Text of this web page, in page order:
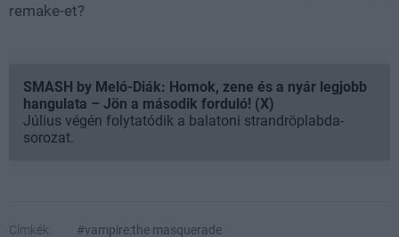
remake-et?
SMASH by Meló-Diák: Homok, zene és a nyár legjobb
hangulata – Jön a második forduló! (X)
Július végén folytatódik a balatoni strandröplabda-
sorozat.
Címkék: #vampire:the masquerade